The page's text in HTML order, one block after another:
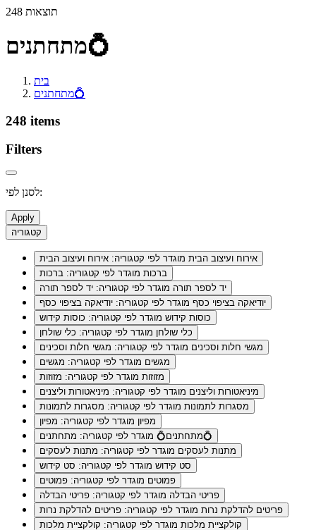
248 תוצאות
מתחתנים💍
בית
מתחתנים💍
248 items
Filters
לסנן לפי:
Apply
קטגוריה
אירוח ועיצוב הבית מוגדר לפי קטגוריה: אירוח ועיצוב הבית
ברכות מוגדר לפי קטגוריה: ברכות
יד לספר תורה מוגדר לפי קטגוריה: יד לספר תורה
יודיאקה בציפוי כסף מוגדר לפי קטגוריה: יודיאקה בציפוי כסף
כוסות קידוש מוגדר לפי קטגוריה: כוסות קידוש
כלי שולחן מוגדר לפי קטגוריה: כלי שולחן
מגשי חלות וסכינים מוגדר לפי קטגוריה: מגשי חלות וסכינים
מגשים מוגדר לפי קטגוריה: מגשים
מזוזות מוגדר לפי קטגוריה: מזוזות
מיניאטורות וליצנים מוגדר לפי קטגוריה: מיניאטורות וליצנים
מסגרות לתמונות מוגדר לפי קטגוריה: מסגרות לתמונות
מפיון מוגדר לפי קטגוריה: מפיון
מתחתנים💍מוגדר לפי קטגוריה: מתחתנים💍
מתנות לעסקים מוגדר לפי קטגוריה: מתנות לעסקים
סט קידוש מוגדר לפי קטגוריה: סט קידוש
פמוטים מוגדר לפי קטגוריה: פמוטים
פריטי הבדלה מוגדר לפי קטגוריה: פריטי הבדלה
פריטים להדלקת נרות מוגדר לפי קטגוריה: פריטים להדלקת נרות
קולקציית מלכות מוגדר לפי קטגוריה: קולקציית מלכות